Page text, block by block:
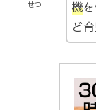
せつ 機
ど